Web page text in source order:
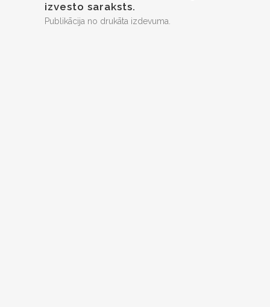
izvesto saraksts.
Publikācija no drukāta izdevuma.